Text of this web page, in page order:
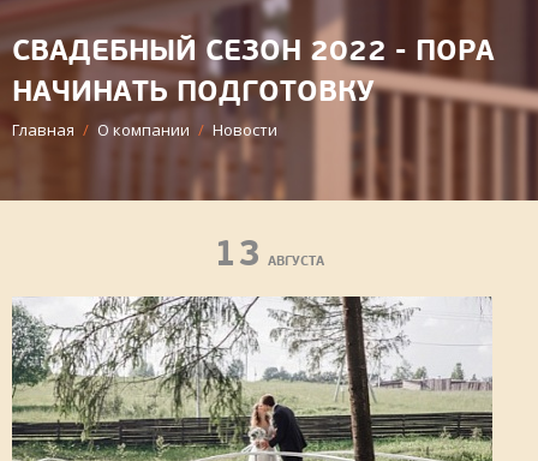
СВАДЕБНЫЙ СЕЗОН 2022 - ПОРА
НАЧИНАТЬ ПОДГОТОВКУ
Главная / О компании / Новости
13 АВГУСТА